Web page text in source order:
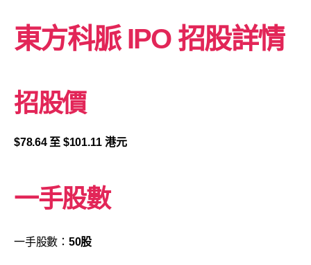
東方科脈IPO 招股詳情
招股價
$78.64 至 $101.11 港元
一手股數
一手股數： 50股